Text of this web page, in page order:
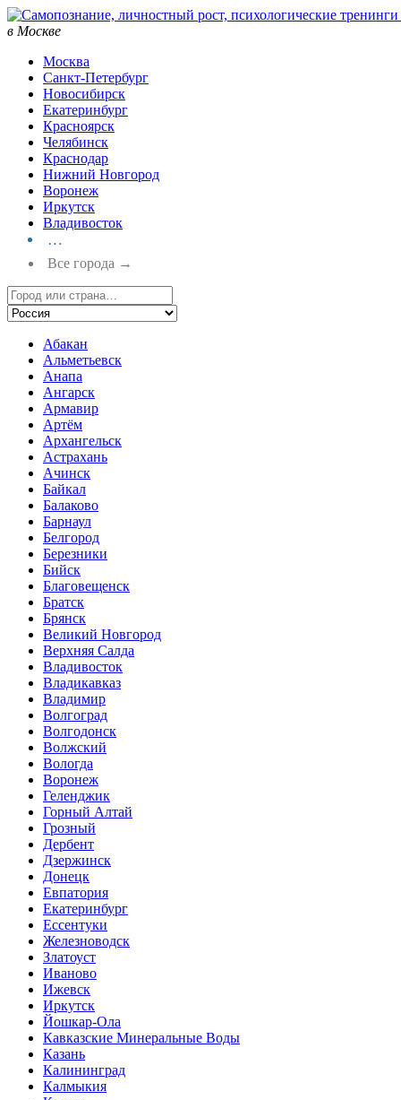
в Москве
Москва
Санкт-Петербург
Новосибирск
Екатеринбург
Красноярск
Челябинск
Краснодар
Нижний Новгород
Воронеж
Иркутск
Владивосток
…
Все города →
Абакан
Альметьевск
Анапа
Ангарск
Армавир
Артём
Архангельск
Астрахань
Ачинск
Байкал
Балаково
Барнаул
Белгород
Березники
Бийск
Благовещенск
Братск
Брянск
Великий Новгород
Верхняя Салда
Владивосток
Владикавказ
Владимир
Волгоград
Волгодонск
Волжский
Вологда
Воронеж
Геленджик
Горный Алтай
Грозный
Дербент
Дзержинск
Донецк
Евпатория
Екатеринбург
Ессентуки
Железноводск
Златоуст
Иваново
Ижевск
Иркутск
Йошкар-Ола
Кавказские Минеральные Воды
Казань
Калининград
Калмыкия